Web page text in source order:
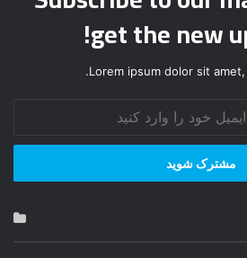
get the new
Lorem ipsum dolor sit